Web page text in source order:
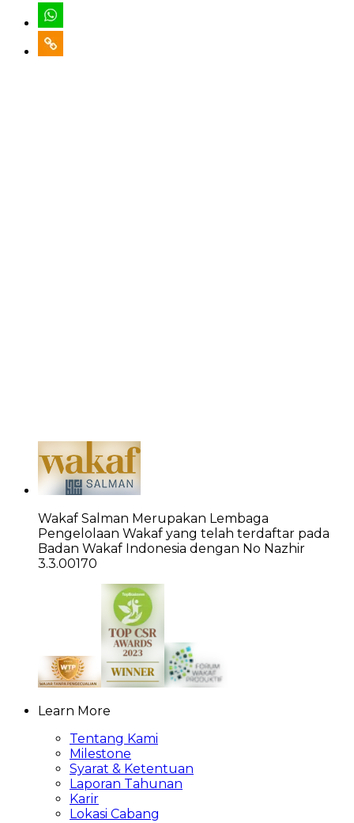
Wakaf Salman Merupakan Lembaga
Pengelolaan Wakaf yang telah terdaftar pada
Badan Wakaf Indonesia dengan No Nazhir
3.3.00170
Learn More
Tentang Kami
Milestone
Syarat & Ketentuan
Laporan Tahunan
Karir
Lokasi Cabang